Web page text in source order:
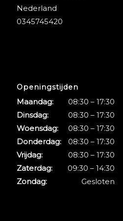
Nederland
0345745420
Openingstijden
Maandag:
08:30 – 17:30
Dinsdag:
08:30 – 17:30
Woensdag:
08:30 – 17:30
Donderdag:
08:30 – 17:30
Vrijdag:
08:30 – 17:30
Zaterdag:
09:30 – 14:30
Zondag:
Gesloten